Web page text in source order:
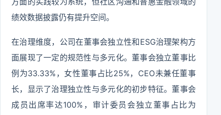
绩效数据披露仍有提升空间。
在治理维度，公司在董事会独立性和ESG治理架构方
面展现了一定的规范性与多元化。董事会独立董事比
例为33.33%，女性董事占比25%，CEO未兼任董事
长，显示了治理独立性与多元化的初步特征。董事会
成员出席率达100%，审计委员会独立董事占比为